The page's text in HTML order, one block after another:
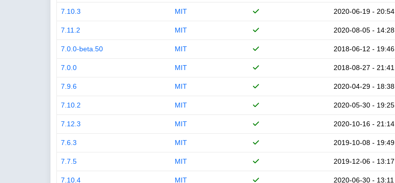
7.10.3 MIT 2020-06-19 - 20:54
7.11.2 MIT 2020-08-05 - 14:28
7.0.0-beta.50 MIT 2018-06-12 - 19:46
7.0.0 MIT 2018-08-27 - 21:41
7.9.6 MIT 2020-04-29 - 18:38
7.10.2 MIT 2020-05-30 - 19:25
7.12.3 MIT 2020-10-16 - 21:14
7.6.3 MIT 2019-10-08 - 19:49
7.7.5 MIT 2019-12-06 - 13:17
7.10.4 MIT 2020-06-30 - 13:11